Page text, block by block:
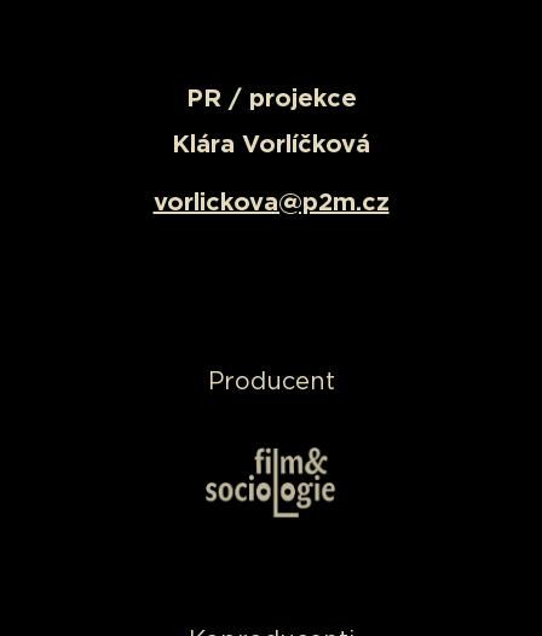
PR / projekce
Klára Vorlíčková
vorlickova@p2m.cz
Producent